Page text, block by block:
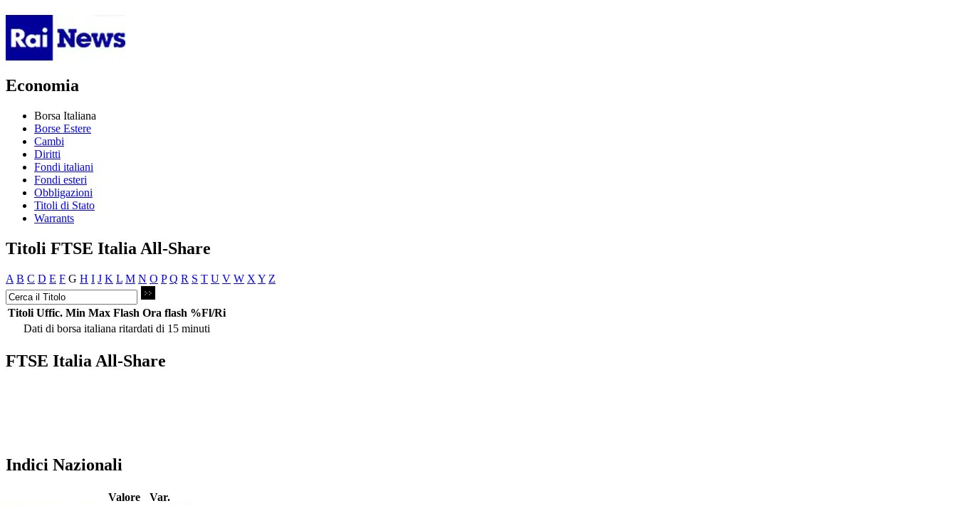
Economia
Borsa Italiana
Borse Estere
Cambi
Diritti
Fondi italiani
Fondi esteri
Obbligazioni
Titoli di Stato
Warrants
Titoli FTSE Italia All-Share
A B C D E F G H I J K L M N O P Q R S T U V W X Y Z
Titoli Uffic. Min Max Flash Ora flash %Fl/Ri
Dati di borsa italiana ritardati di 15 minuti
FTSE Italia All-Share
Indici Nazionali
Valore
Var.